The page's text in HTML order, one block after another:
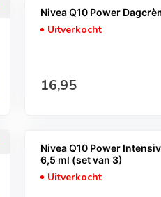
Nivea Q10 Power
Uitverkocht
Normale prijs
16,95
Nivea Q10 Power
6,5 ml (set van 3)
Uitverkocht